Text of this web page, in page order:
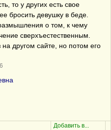
то у других есть свое
бросить девушку в беде.
о том, к чему
сверхъестественным.
другом сайте, но потом его